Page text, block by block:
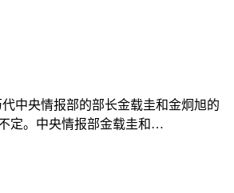
中央情报部的部长金载圭和金炯旭的
定。中央情报部金载圭和…